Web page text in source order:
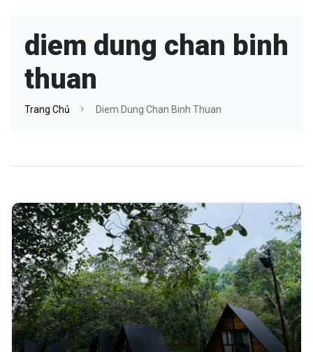
diem dung chan binh
thuan
Trang Chủ Diem Dung Chan Binh Thuan